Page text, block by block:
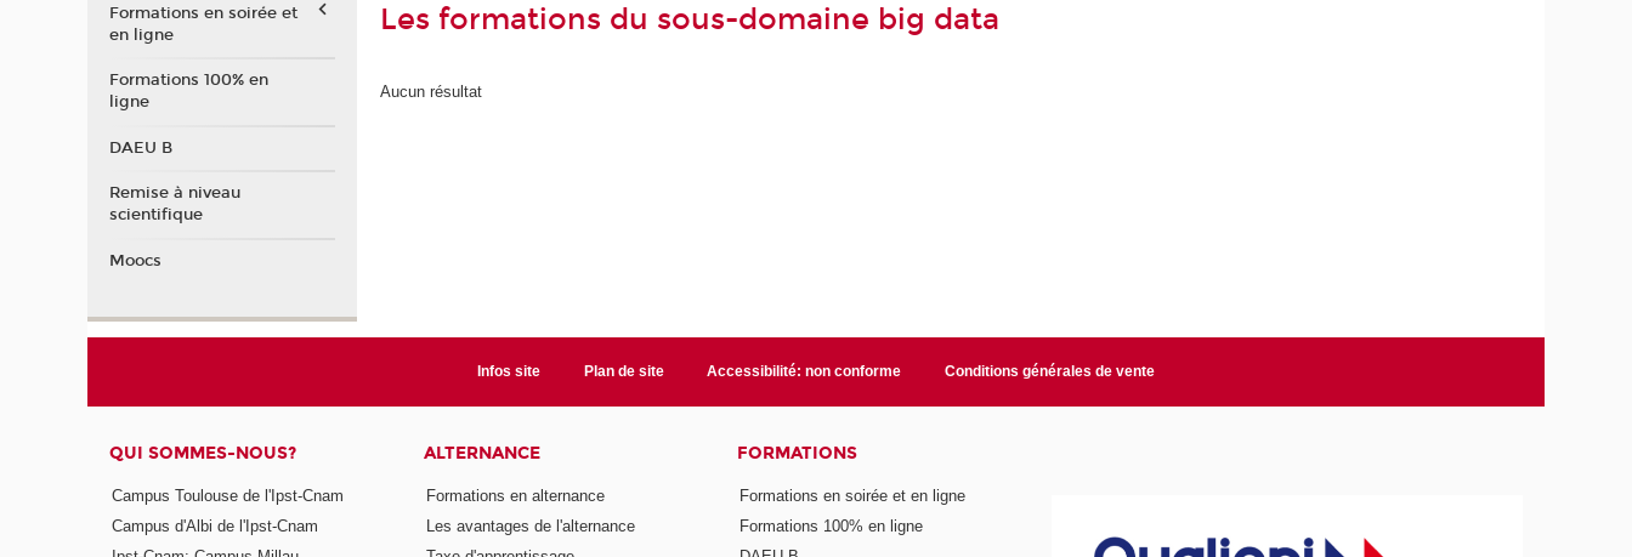
Les formations du sous-domaine big data
Aucun résultat
Formations en soirée et
en ligne
Formations 100% en
ligne
DAEU B
Remise à niveau
scientifique
Moocs
Infos site Plan de site Accessibilité: non conforme Conditions générales de vente
QUI SOMMES-NOUS?
Campus Toulouse de l'Ipst-Cnam
Campus d'Albi de l'Ipst-Cnam
ALTERNANCE
Formations en alternance
Les avantages de l'alternance
FORMATIONS
Formations en soirée et en ligne
Formations 100% en ligne